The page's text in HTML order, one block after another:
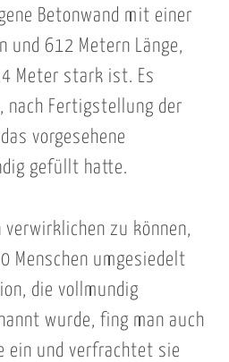
Betonwand mit einer
und 612 Metern Länge,
Meter stark ist. Es
nach Fertigstellung der
vorgesehene
gefüllt hatte.
verwirklichen zu können,
Menschen umgesiedelt
die vollmundig
wurde, fing man auch
ein und verfrachtet sie